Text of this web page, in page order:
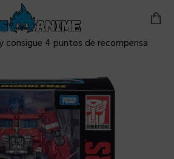
4 puntos de recompensa